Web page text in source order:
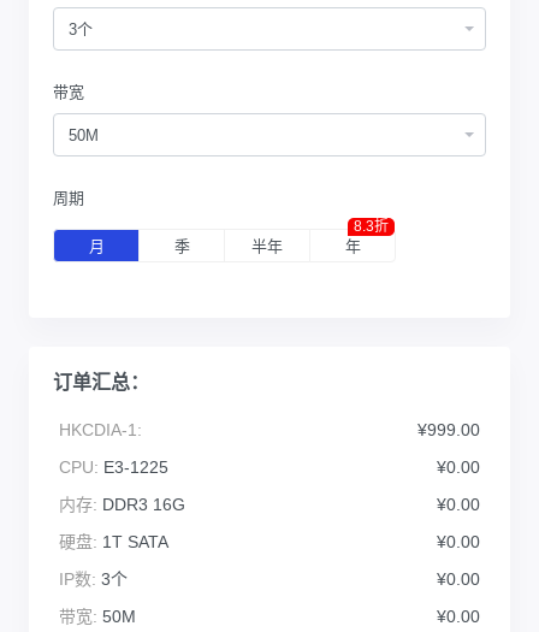
3个
带宽
50M
周期
月 季 半年 年
8.3折
订单汇总：
HKCDIA-1:
¥999.00
CPU: E3-1225
¥0.00
内存: DDR3 16G
¥0.00
硬盘: 1T SATA
¥0.00
IP数: 3个
¥0.00
带宽: 50M ¥0.00